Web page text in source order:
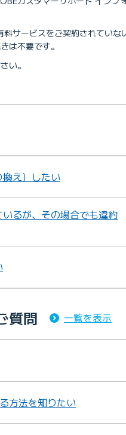
サービスをご契約されていな
は不要です。
い。
え）したい
るが、その場合でも違約
質問 一覧を表示
方法を知りたい